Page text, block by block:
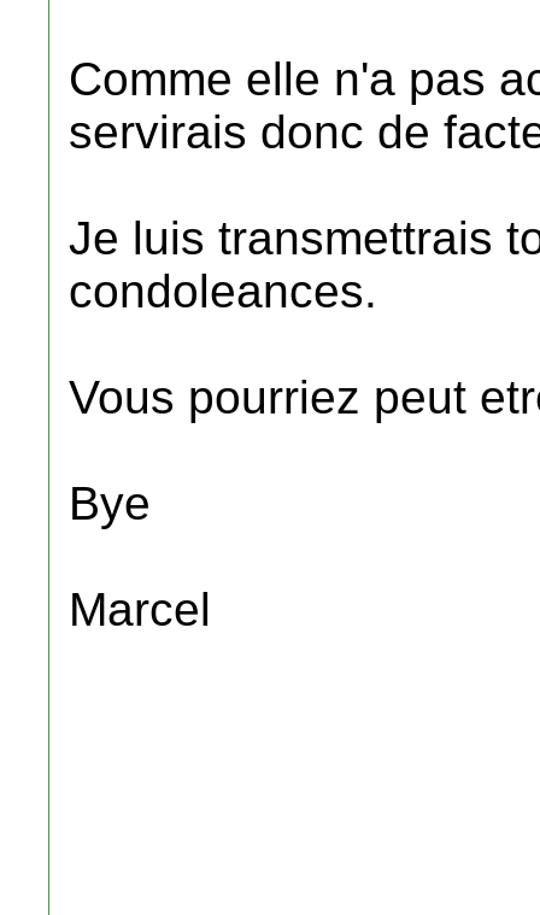
Comme elle n'a pas
servirais donc de
Je luis transmettrais
condoleances.
Vous pourriez peut
Bye
Marcel